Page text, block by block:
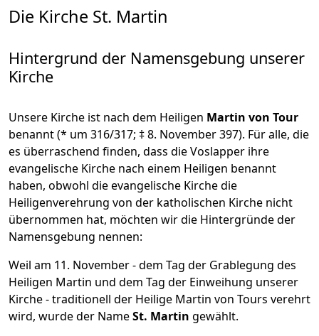
Die Kirche St. Martin
Hintergrund der Namensgebung unserer
Kirche
Unsere Kirche ist nach dem Heiligen Martin von Tour
benannt (* um 316/317; ‡ 8. November 397). Für alle, die
es überraschend finden, dass die Voslapper ihre
evangelische Kirche nach einem Heiligen benannt
haben, obwohl die evangelische Kirche die
Heiligenverehrung von der katholischen Kirche nicht
übernommen hat, möchten wir die Hintergründe der
Namensgebung nennen:
Weil am 11. November - dem Tag der Grablegung des
Heiligen Martin und dem Tag der Einweihung unserer
Kirche - traditionell der Heilige Martin von Tours verehrt
wird, wurde der NameSt. Martin gewählt.